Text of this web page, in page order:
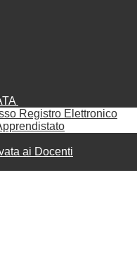
Registro Elettronico
ai Docenti